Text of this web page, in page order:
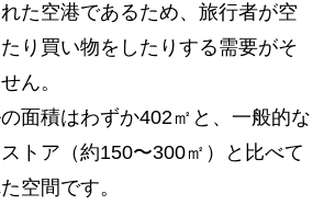
た空港であるため、旅行者が空
り買い物をしたりする需要がそ
ん。
面積はわずか402㎡と、一般的な
トア（約150〜300㎡）と比べて
空間です。